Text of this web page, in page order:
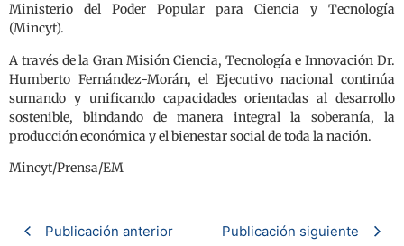
Ministerio del Poder Popular para Ciencia y Tecnología
(Mincyt).
A través de la Gran Misión Ciencia, Tecnología e Innovación Dr.
Humberto Fernández-Morán, el Ejecutivo nacional continúa
sumando y unificando capacidades orientadas al desarrollo
sostenible, blindando de manera integral la soberanía, la
producción económica y el bienestar social de toda la nación.
Mincyt/Prensa/EM
Publicación anterior Publicación siguiente